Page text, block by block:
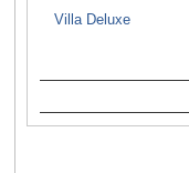
Villa Deluxe